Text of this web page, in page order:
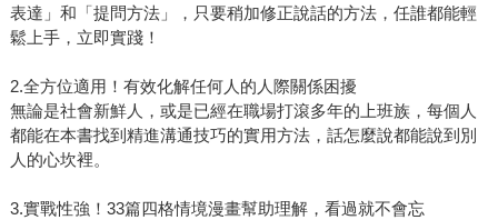
表達」和「提問方法」，只要稍加修正說話的方法，任誰都能輕
鬆上手，立即實踐！
2.全方位適用！有效化解任何人的人際關係困擾
無論是社會新鮮人，或是已經在職場打滾多年的上班族，每個人
都能在本書找到精進溝通技巧的實用方法，話怎麼說都能說到別
人的心坎裡。
3.實戰性強！33篇四格情境漫畫幫助理解，看過就不會忘